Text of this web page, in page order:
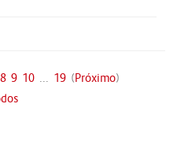
8 9 10 ... 19 (Próximo)